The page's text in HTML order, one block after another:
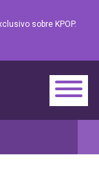
sobre KPOP.